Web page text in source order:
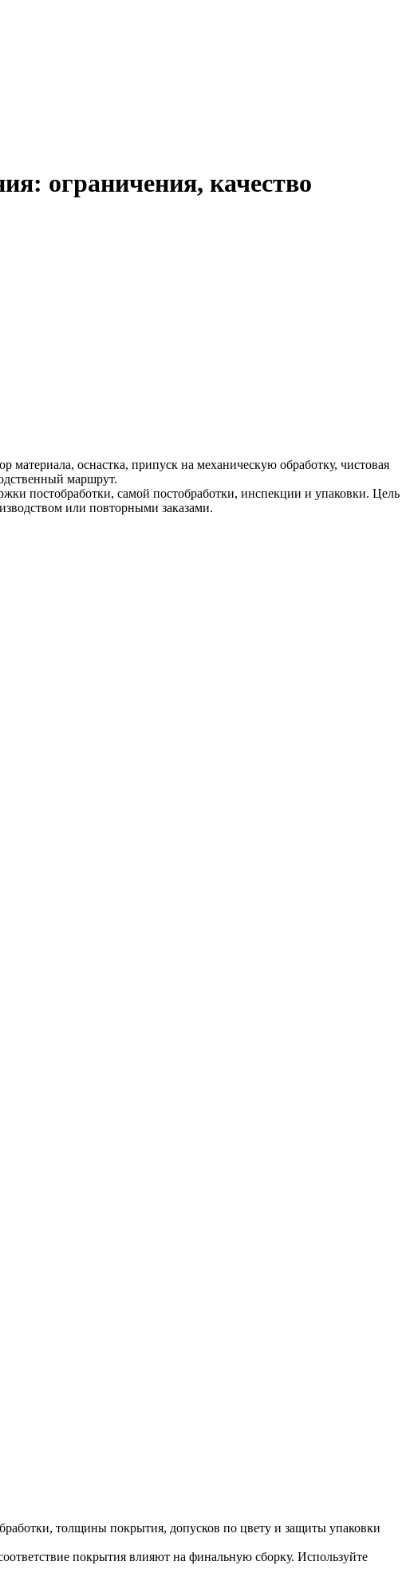
ограничения, качество
оснастка, припуск на механическую обработку, чистовая
маршрут.
постобработки, самой постобработки, инспекции и упаковки. Цель
или повторными заказами.
толщины покрытия, допусков по цвету и защиты упаковки
покрытия влияют на финальную сборку. Используйте